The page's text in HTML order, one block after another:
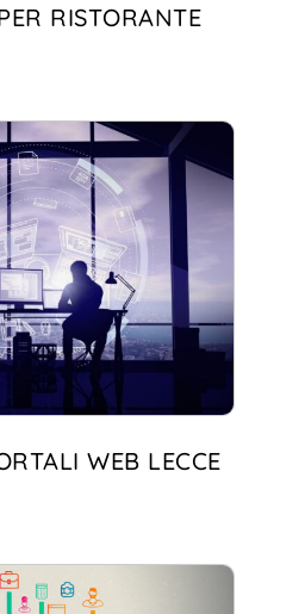
RISTORANTE
WEB LECCE